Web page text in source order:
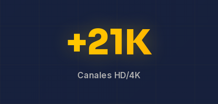
+21K
Canales HD/4K